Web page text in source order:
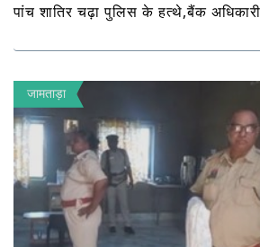
पांच शातिर चढ़ा पुलिस के हत्थे,बैंक
जामताड़ा